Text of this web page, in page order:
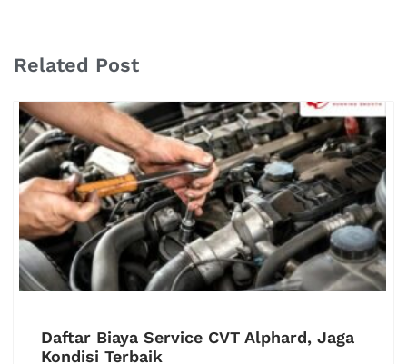
Related Post
Daftar Biaya Service CVT Alphard, Jaga
Kondisi Terbaik